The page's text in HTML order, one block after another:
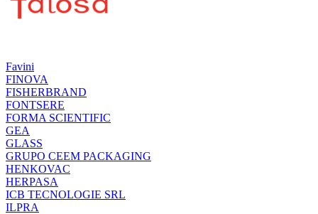
Favini
FINOVA
FISHERBRAND
FONTSERE
FORMA SCIENTIFIC
GEA
GLASS
GRUPO CEEM PACKAGING
HENKOVAC
HERPASA
ICB TECNOLOGIE SRL
ILPRA